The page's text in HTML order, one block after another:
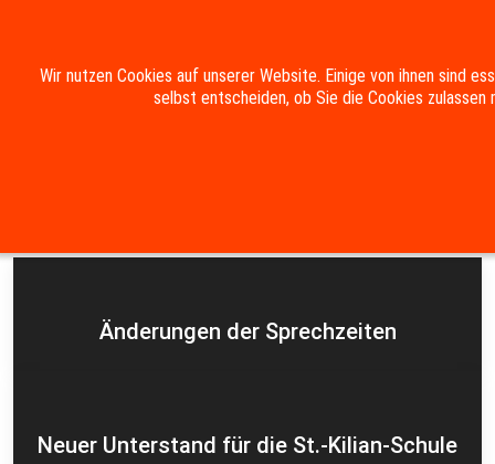
Impressum Datenschutzerklärung
Änderungen der Sprechzeiten
Neuer Unterstand für die St.-Kilian-Schule
Wir nutzen Cookies auf unserer Website. Einige von ihnen sind
selbst entscheiden, ob Sie die Cookies